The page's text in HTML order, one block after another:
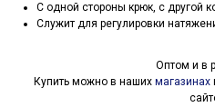
С одной стороны крюк, с другой
Служит для регулировки
Оптом и в
Купить можно в наших магазинах